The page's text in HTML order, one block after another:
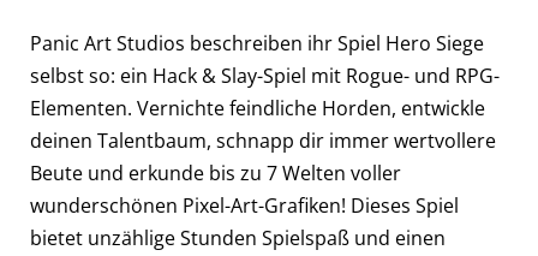
Panic Art Studios beschreiben ihr Spiel Hero Siege
selbst so: ein Hack & Slay-Spiel mit Rogue- und RPG-
Elementen. Vernichte feindliche Horden, entwickle
deinen Talentbaum, schnapp dir immer wertvollere
Beute und erkunde bis zu 7 Welten voller
wunderschönen Pixel-Art-Grafiken! Dieses Spiel
bietet unzählige Stunden Spielspaß und einen